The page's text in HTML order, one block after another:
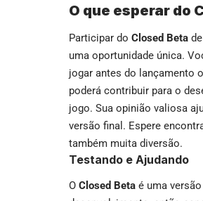
O que esperar do
Participar do Closed Beta
uma oportunidade única.
jogar antes do lançamento
poderá contribuir para o
jogo. Sua opinião valiosa
versão final. Espere
também muita diversão.
Testando e Ajudando
O Closed Beta é uma